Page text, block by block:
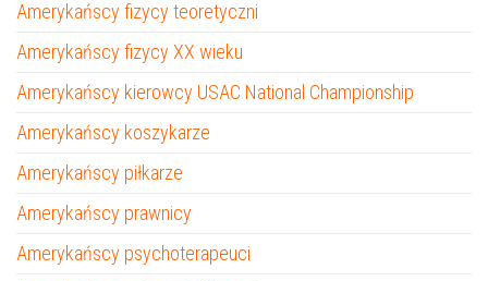
Amerykańscy fizycy teoretyczni
Amerykańscy fizycy XX wieku
Amerykańscy kierowcy USAC National Championship
Amerykańscy koszykarze
Amerykańscy piłkarze
Amerykańscy prawnicy
Amerykańscy psychoterapeuci